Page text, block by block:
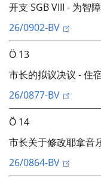
开支 SGB VIII - 为智
26/0902-BV
Ö 13
市长的拟议决议 - 住
26/0877-BV
Ö 14
市长关于修改耶拿音
26/0864-BV